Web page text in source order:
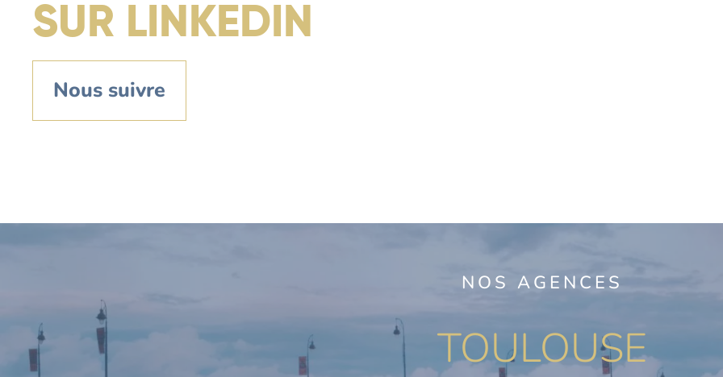
SUR LINKEDIN
Nous suivre
NOS AGENCES
TOULOUSE